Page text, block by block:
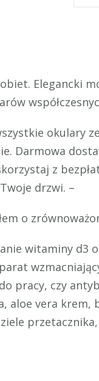
Elegancki
okulary
Darmowa
z
drzwi. –
o
witaminy d3
pracy, czy
aloe vera krem,